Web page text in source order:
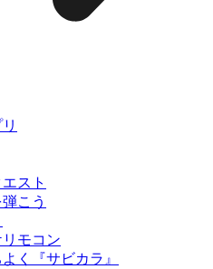
スト
こう
モコン
く『サビカラ』